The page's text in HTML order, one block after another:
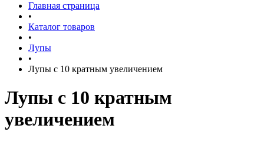
Главная страница
•
Каталог товаров
•
Лупы
•
Лупы с 10 кратным увеличением
Лупы с 10 кратным
увеличением